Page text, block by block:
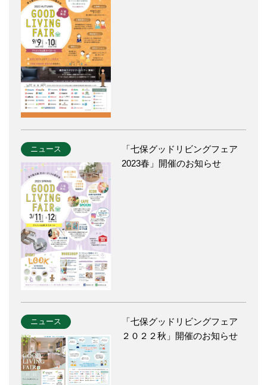
ニュース
「七保グッドリビングフェア
2023春」開催のお知らせ
ニュース
「七保グッドリビングフェア
２０２２秋」開催のお知らせ